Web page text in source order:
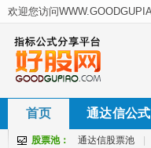
首页 通达信公式
股票池： 通达信股票池